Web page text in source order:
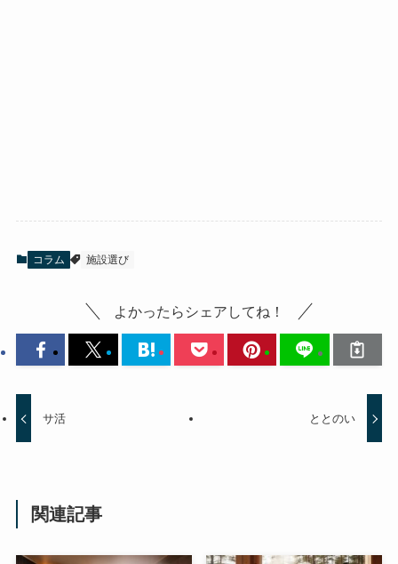
コラム 施設選び
よかったらシェアしてね！
サ活 ととのい
関連記事